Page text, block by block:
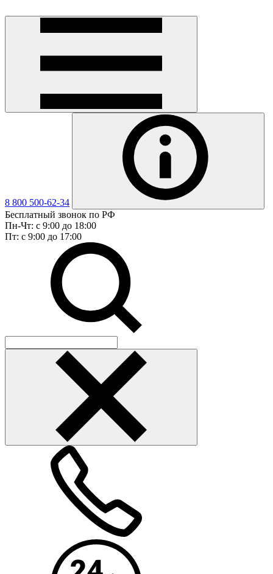
8 800 500-62-34
Бесплатный звонок по РФ
Пн-Чт: с 9:00 до 18:00
Пт: с 9:00 до 17:00